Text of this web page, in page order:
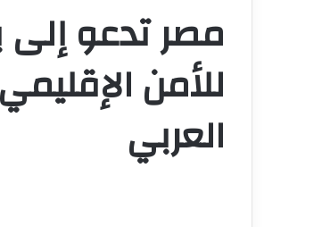
مصر تدعو إلى
للأمن
العربي